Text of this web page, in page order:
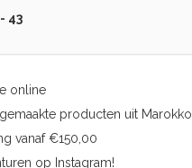
43
online
producten uit Marokko
vanaf €150,00
op Instagram!